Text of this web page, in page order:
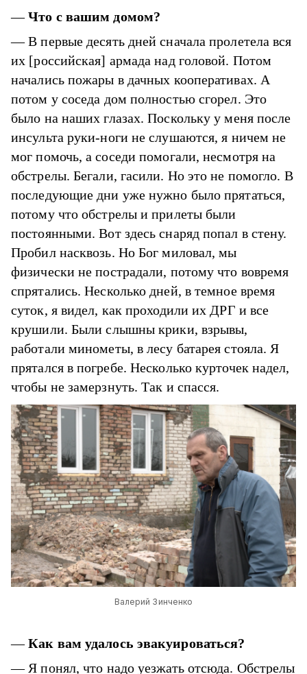
—Что с вашим домом?
— В первые десять дней сначала пролетела вся
их [российская] армада над головой. Потом
начались пожары в дачных кооперативах. А
потом у соседа дом полностью сгорел. Это
было на наших глазах. Поскольку у меня после
инсульта руки-ноги не слушаются, я ничем не
мог помочь, а соседи помогали, несмотря на
обстрелы. Бегали, гасили. Но это не помогло. В
последующие дни уже нужно было прятаться,
потому что обстрелы и прилеты были
постоянными. Вот здесь снаряд попал в стену.
Пробил насквозь. Но Бог миловал, мы
физически не пострадали, потому что вовремя
спрятались. Несколько дней, в темное время
суток, я видел, как проходили их ДРГ и все
крушили. Были слышны крики, взрывы,
работали минометы, в лесу батарея стояла. Я
прятался в погребе. Несколько курточек надел,
чтобы не замерзнуть. Так и спасся.
Валерий Зинченко
—Как вам удалось эвакуироваться?
— Я понял, что надо уезжать отсюда. Обстрелы